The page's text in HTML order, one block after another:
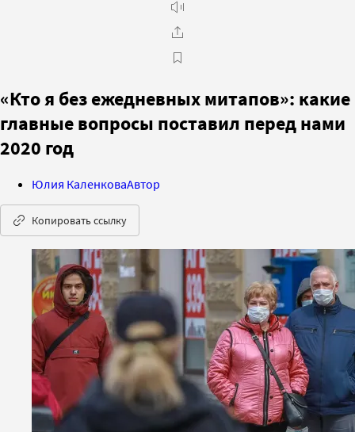
«Кто я без ежедневных митапов»: какие
главные вопросы поставил перед нами
2020 год
Юлия КаленковаАвтор
Копировать ссылку